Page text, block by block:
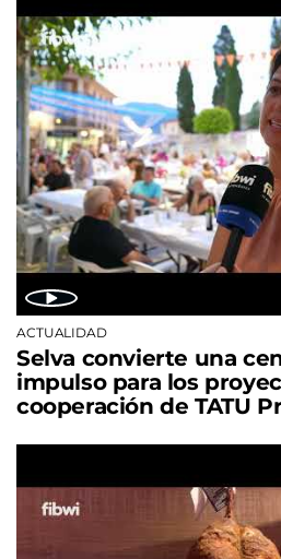
ACTUALIDAD
Selva convierte una
impulso para los
cooperación de TATU